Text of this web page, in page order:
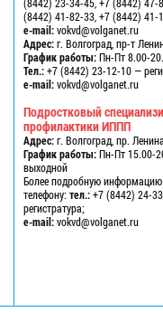
(8442) 41-82-33, +7 (8442) 41-
e-mail:vokvd@volganet.ru
Адрес:г. Волгоград, пр-т
График работы:Пн-Пт 8.00-
Тел.:+7 (8442) 23-12-10 —
e-mail:vokvd@volganet.ru
Подростковый
профилактики ИППП
Адрес:г. Волгоград, пр.
График работы:Пн-Пт 15.00-
выходной
Более подробную
телефону:тел.:+7 (8442) 24-
регистратура;
e-mail:vokvd@volganet.ru